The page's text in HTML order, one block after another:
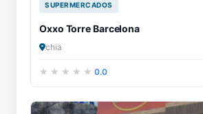
SUPERMERCADOS
Oxxo Torre Barcelona
chia
0.0